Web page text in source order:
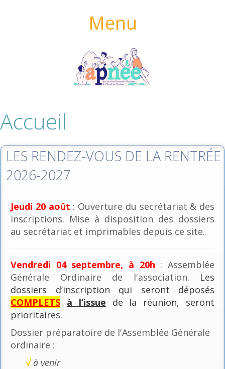
Menu
Accueil
LES RENDEZ-VOUS DE LA RENTRÉE
2026-2027
Jeudi 20 août : Ouverture du secrétariat & des
inscriptions. Mise à disposition des dossiers
au secrétariat et imprimables depuis ce site.
Vendredi 04 septembre, à 20h : Assemblée
Générale Ordinaire de l'association. Les
dossiers d’inscription qui seront déposés
COMPLETS à l’issue de la réunion, seront
prioritaires.
Dossier préparatoire de l'Assemblée Générale
ordinaire :
√ à venir